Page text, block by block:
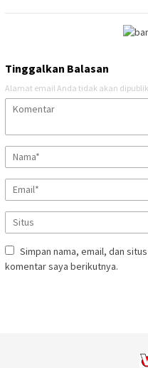
Tinggalkan Balasan
Alamat email Anda tidak akan
Simpan nama, email, dan
komentar saya berikutnya.